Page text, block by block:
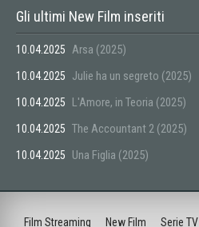
Gli ultimi New Film inseriti
10.04.2025 Arsa (2025)
10.04.2025 Julie ha un segreto (2025)
10.04.2025 L'Amore, in Teoria (2025)
10.04.2025 The Accountant 2 (2025)
10.04.2025 Una Figlia (2025)
Film Streaming New Film Serie TV